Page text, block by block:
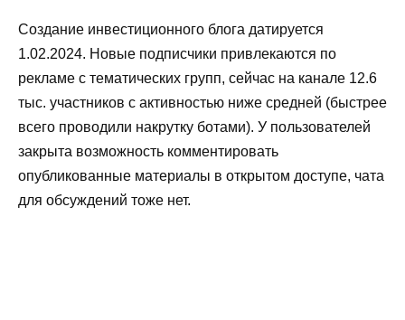
Создание инвестиционного блога датируется
1.02.2024. Новые подписчики привлекаются по
рекламе с тематических групп, сейчас на канале 12.6
тыс. участников с активностью ниже средней (быстрее
всего проводили накрутку ботами). У пользователей
закрыта возможность комментировать
опубликованные материалы в открытом доступе, чата
для обсуждений тоже нет.